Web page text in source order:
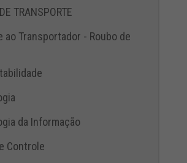
TRANSPORTE
ao Transportador - Roubo de
da Informação
Controle